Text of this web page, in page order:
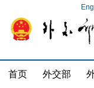
首页 外交部